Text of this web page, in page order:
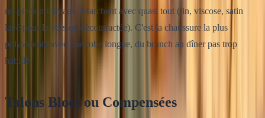
nu-pieds minimaux. Marchent avec quasi tout (lin, viscose, satin
lavé pour la version décontractée). C'est la chaussure la plus
polyvalente avec une robe longue, du brunch au dîner pas trop
habillé.
Talons Blocs ou Compensées